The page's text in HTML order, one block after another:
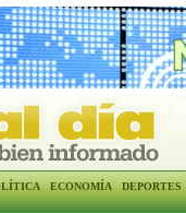
ECONOMÍA DEPORTES